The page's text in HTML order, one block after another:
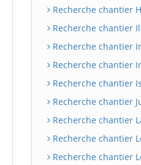
Recherche chantier
Recherche chantier
Recherche chantier
Recherche chantier
Recherche chantier
Recherche chantier
Recherche chantier
Recherche chantier
Recherche chantier